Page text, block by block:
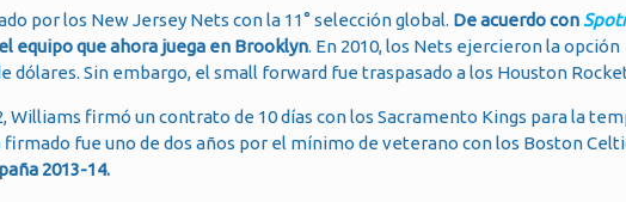
por los New Jersey Nets con la 11° selección global. De acuerdo con
equipo que ahora juega en Brooklyn. En 2010, los Nets ejercieron la opción
dólares. Sin embargo, el small forward fue traspasado a los Houston
Williams firmó un contrato de 10 días con los Sacramento Kings para la
fue uno de dos años por el mínimo de veterano con los Boston
2013-14.